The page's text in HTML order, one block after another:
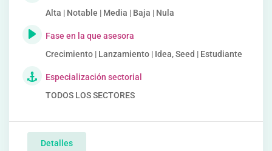
Alta | Notable | Media | Baja | Nula
Fase en la que asesora
Crecimiento | Lanzamiento | Idea, Seed | Estudiante
Especialización sectorial
TODOS LOS SECTORES
Detalles